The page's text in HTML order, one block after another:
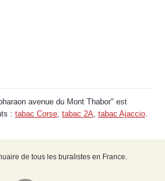
avenue du Mont Thabor" est
: tabac Corse tabac 2A tabac Ajaccio
de tous les buralistes en France.